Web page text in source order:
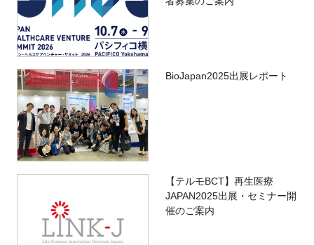
BioJapan2025出展レポート
【テルモBCT】再生医療
JAPAN2025出展・セミナー開
催のご案内